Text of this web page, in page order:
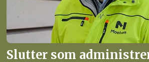
Slutter som